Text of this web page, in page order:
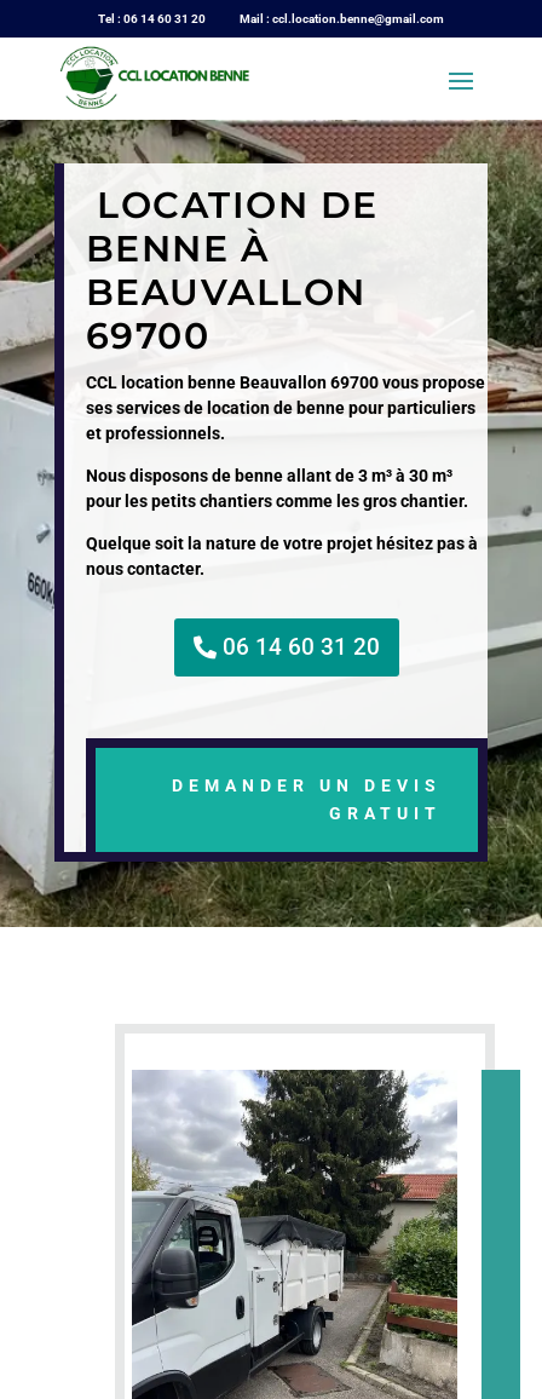
Tel : 06 14 60 31 20 Mail : ccl.location.benne@gmail.com
LOCATION DE
BENNE À
BEAUVALLON
69700
CCL location benne Beauvallon 69700 vous propose
ses services de location de benne pour particuliers
et professionnels.
Nous disposons de benne allant de 3 m³ à 30 m³
pour les petits chantiers comme les gros chantier.
Quelque soit la nature de votre projet hésitez pas à
nous contacter.
06 14 60 31 20
DEMANDER UN DEVIS
GRATUIT